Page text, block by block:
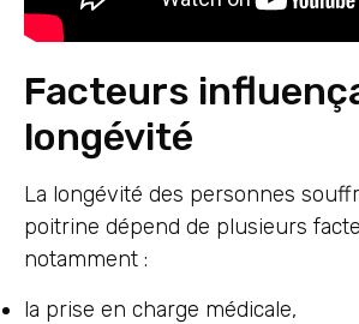
Facteurs
longévité
La longévité des personnes
poitrine dépend de plusieurs
notamment :
la prise en charge médicale,